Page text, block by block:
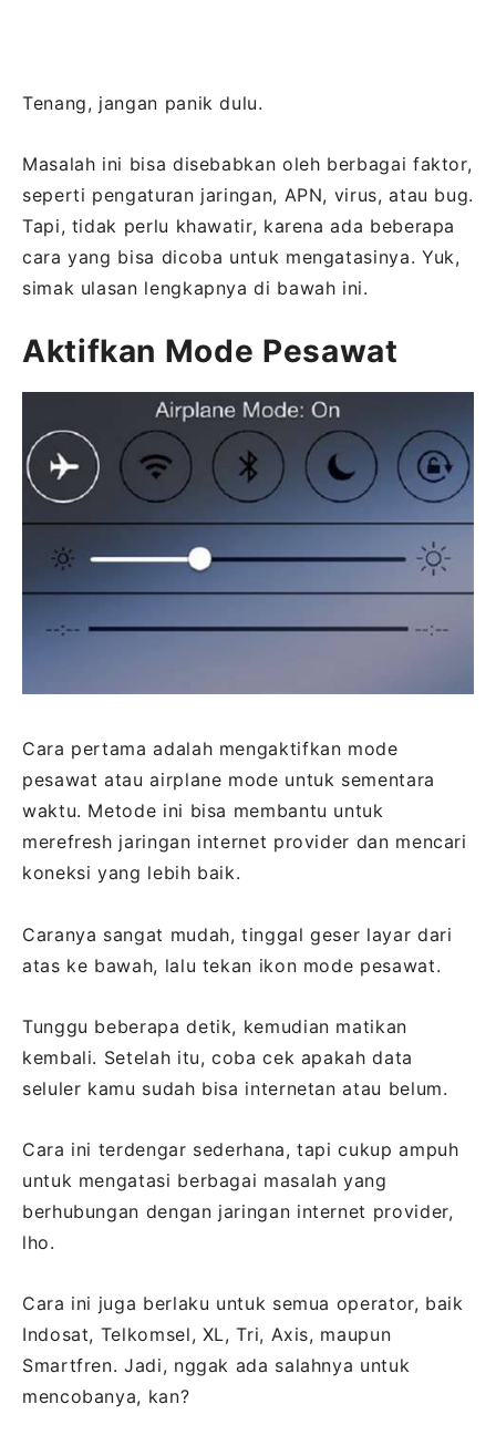
Tenang, jangan panik dulu.
Masalah ini bisa disebabkan oleh berbagai faktor,
seperti pengaturan jaringan, APN, virus, atau bug.
Tapi, tidak perlu khawatir, karena ada beberapa
cara yang bisa dicoba untuk mengatasinya. Yuk,
simak ulasan lengkapnya di bawah ini.
Aktifkan Mode Pesawat
Cara pertama adalah mengaktifkan mode
pesawat atau airplane mode untuk sementara
waktu. Metode ini bisa membantu untuk
merefresh jaringan internet provider dan mencari
koneksi yang lebih baik.
Caranya sangat mudah, tinggal geser layar dari
atas ke bawah, lalu tekan ikon mode pesawat.
Tunggu beberapa detik, kemudian matikan
kembali. Setelah itu, coba cek apakah data
seluler kamu sudah bisa internetan atau belum.
Cara ini terdengar sederhana, tapi cukup ampuh
untuk mengatasi berbagai masalah yang
berhubungan dengan jaringan internet provider,
lho.
Cara ini juga berlaku untuk semua operator, baik
Indosat, Telkomsel, XL, Tri, Axis, maupun
Smartfren. Jadi, nggak ada salahnya untuk
mencobanya, kan?